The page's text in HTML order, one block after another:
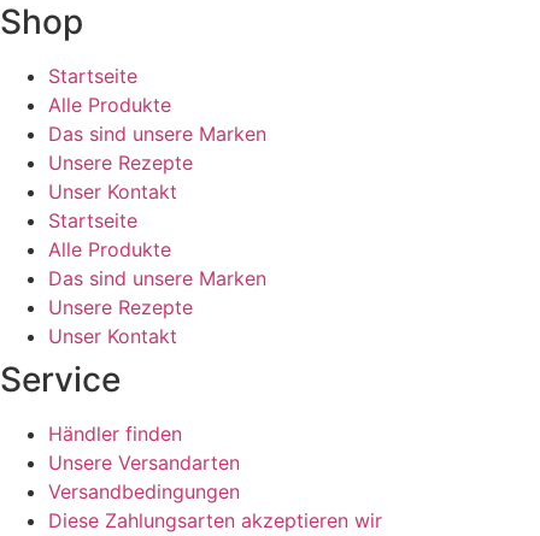
Shop
Startseite
Alle Produkte
Das sind unsere Marken
Unsere Rezepte
Unser Kontakt
Startseite
Alle Produkte
Das sind unsere Marken
Unsere Rezepte
Unser Kontakt
Service
Händler finden
Unsere Versandarten
Versandbedingungen
Diese Zahlungsarten akzeptieren wir